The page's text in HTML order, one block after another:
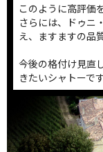
このように高評価
さらには、ドゥニ
え、ますますの品
今後の格付け見直
きたいシャトーです